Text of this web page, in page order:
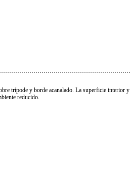
trípode y borde acanalado. La superficie interior y
reducido.